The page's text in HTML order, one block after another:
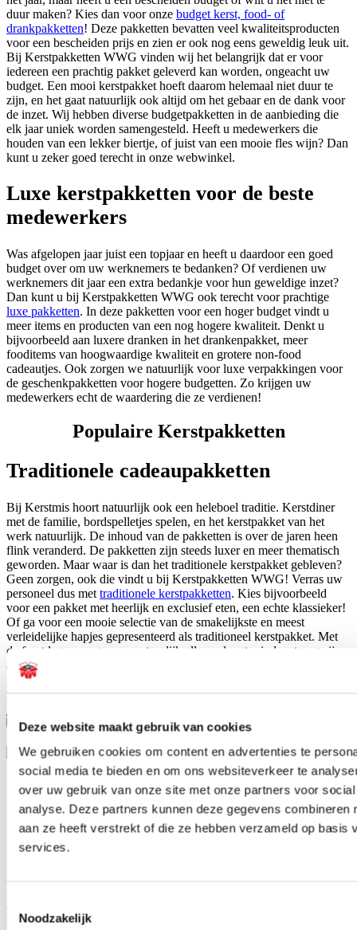
Deze website maakt gebruik van cookies
We gebruiken cookies om content en advertenties te
social media te bieden en om ons websiteverkeer te
over uw gebruik van onze site met onze partners voor
analyse. Deze partners kunnen deze gegevens combineren
aan ze heeft verstrekt of die ze hebben verzameld op basis
services.
Noodzakelijk
duur maken? Kies dan voor onze budget kerst, food- of
drankpakketten! Deze pakketten bevatten veel kwaliteitsproducten
voor een bescheiden prijs en zien er ook nog eens geweldig leuk uit.
Bij Kerstpakketten WWG vinden wij het belangrijk dat er voor
iedereen een prachtig pakket geleverd kan worden, ongeacht uw
budget. Een mooi kerstpakket hoeft daarom helemaal niet duur te
zijn, en het gaat natuurlijk ook altijd om het gebaar en de dank voor
de inzet. Wij hebben diverse budgetpakketten in de aanbieding die
elk jaar uniek worden samengesteld. Heeft u medewerkers die
houden van een lekker biertje, of juist van een mooie fles wijn? Dan
kunt u zeker goed terecht in onze webwinkel.
Luxe kerstpakketten voor de beste
medewerkers
Was afgelopen jaar juist een topjaar en heeft u daardoor een goed
budget over om uw werknemers te bedanken? Of verdienen uw
werknemers dit jaar een extra bedankje voor hun geweldige inzet?
Dan kunt u bij Kerstpakketten WWG ook terecht voor prachtige
luxe pakketten. In deze pakketten voor een hoger budget vindt u
meer items en producten van een nog hogere kwaliteit. Denkt u
bijvoorbeeld aan luxere dranken in het drankenpakket, meer
fooditems van hoogwaardige kwaliteit en grotere non-food
cadeautjes. Ook zorgen we natuurlijk voor luxe verpakkingen voor
de geschenkpakketten voor hogere budgetten. Zo krijgen uw
medewerkers echt de waardering die ze verdienen!
Populaire Kerstpakketten
Traditionele cadeaupakketten
Bij Kerstmis hoort natuurlijk ook een heleboel traditie. Kerstdiner
met de familie, bordspelletjes spelen, en het kerstpakket van het
werk natuurlijk. De inhoud van de pakketten is over de jaren heen
flink veranderd. De pakketten zijn steeds luxer en meer thematisch
geworden. Maar waar is dan het traditionele kerstpakket gebleven?
Geen zorgen, ook die vindt u bij Kerstpakketten WWG! Verras uw
personeel dus met traditionele kerstpakketten. Kies bijvoorbeeld
voor een pakket met heerlijk en exclusief eten, een echte klassieker!
Of ga voor een mooie selectie van de smakelijkste en meest
verleidelijke hapjes gepresenteerd als traditioneel kerstpakket. Met
de feestdagen mogen we natuurlijk allemaal wat minder streng zijn
als het gaat om de calorieën! Met een traditioneel cadeaupakket
geeft u uw werknemers aan het einde van het jaar een echt originele
traktatie!
Traditionele kerstpakketten
Originele volumineuze pakketten
Kerstpakketten voor ieder budget
Zelf pakket samenstellen is mogelijk
15 jaar ervaring als pakketsamensteller
De beste service en maatwerk bij